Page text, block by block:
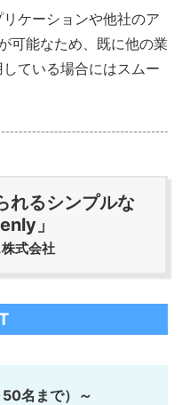
ケーションや他社のア
可能なため、既に他の業
ている場合にはスムー
れるシンプルな
」
式会社
名まで）～